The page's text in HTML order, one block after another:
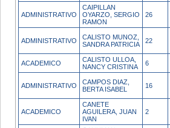
ADMINISTRATIVO
CAIPILLAN
OYARZO, SERGIO
RAMON
26
ADMINISTRATIVO
CALISTO MUNOZ,
SANDRA PATRICIA
22
ACADEMICO
CALISTO ULLOA,
NANCY CRISTINA
6
ADMINISTRATIVO
CAMPOS DIAZ,
BERTA ISABEL
16
ACADEMICO
CANETE
AGUILERA, JUAN
IVAN
2